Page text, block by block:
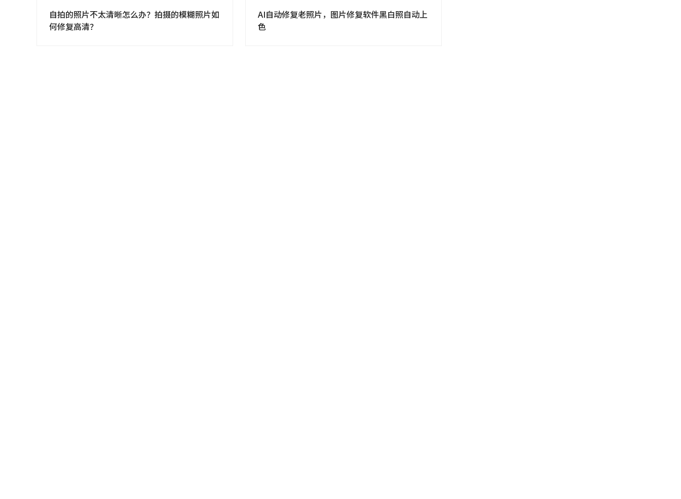
自拍的照片不太清晰怎么办？拍摄的模糊照片如
何修复高清？
AI自动修复老照片，图片修复软件黑白照自动上
色